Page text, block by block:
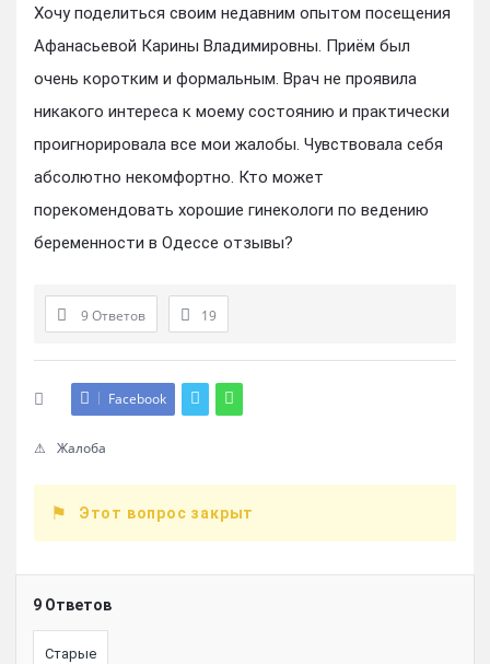
Хочу поделиться своим недавним опытом посещения
Афанасьевой Карины Владимировны. Приём был
очень коротким и формальным. Врач не проявила
никакого интереса к моему состоянию и практически
проигнорировала все мои жалобы. Чувствовала себя
абсолютно некомфортно. Кто может
порекомендовать хорошие гинекологи по ведению
беременности в Одессе отзывы?
9 Ответов 19
Facebook
Жалоба
Этот вопрос закрыт
9 Ответов
Старые